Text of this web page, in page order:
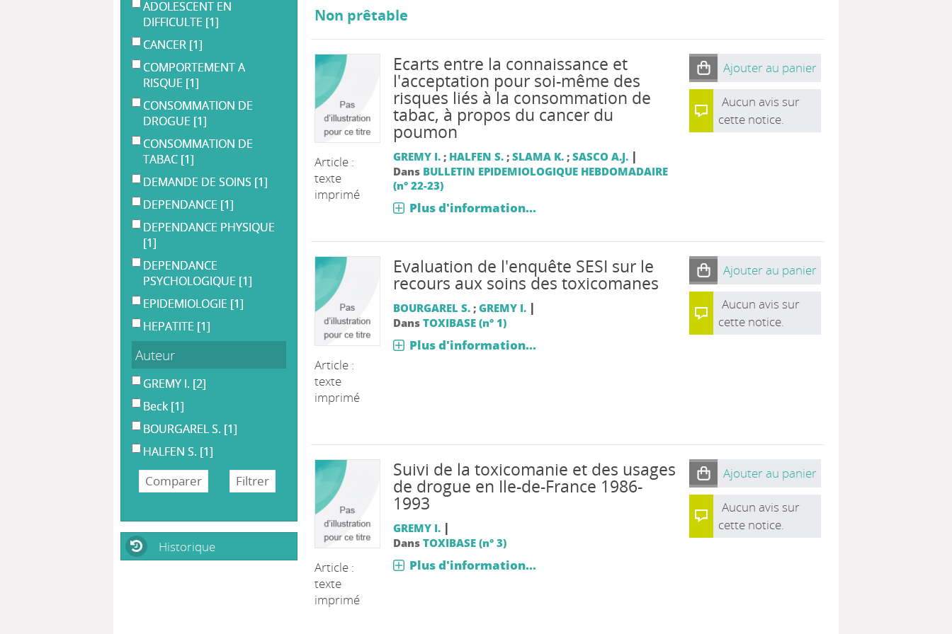
Non prêtable
Article :
texte
imprimé
Ecarts entre la connaissance et
l'acceptation pour soi-même des
risques liés à la consommation de
tabac, à propos du cancer du
poumon
GREMY I.; HALFEN S.; SLAMA K.; SASCO A.J. |
Dans BULLETIN EPIDEMIOLOGIQUE HEBDOMADAIRE
(n° 22-23)
Plus d'information...
Ajouter au panier
Aucun avis sur
cette notice.
Article :
texte
imprimé
Evaluation de l'enquête SESI sur le
recours aux soins des toxicomanes
BOURGAREL S.; GREMY I. |
Dans TOXIBASE (n° 1)
Plus d'information...
Ajouter au panier
Aucun avis sur
cette notice.
Article :
texte
imprimé
Suivi de la toxicomanie et des usages
de drogue en Ile-de-France 1986-
1993
GREMY I. |
Dans TOXIBASE (n° 3)
Plus d'information...
Ajouter au panier
Aucun avis sur
cette notice.
ADOLESCENT EN
DIFFICULTE [1]
CANCER [1]
COMPORTEMENT A
RISQUE [1]
CONSOMMATION DE
DROGUE [1]
CONSOMMATION DE
TABAC [1]
DEMANDE DE SOINS [1]
DEPENDANCE [1]
DEPENDANCE PHYSIQUE
[1]
DEPENDANCE
PSYCHOLOGIQUE [1]
EPIDEMIOLOGIE [1]
HEPATITE [1]
Auteur
GREMY I. [2]
Beck [1]
BOURGAREL S. [1]
HALFEN S. [1]
Historique